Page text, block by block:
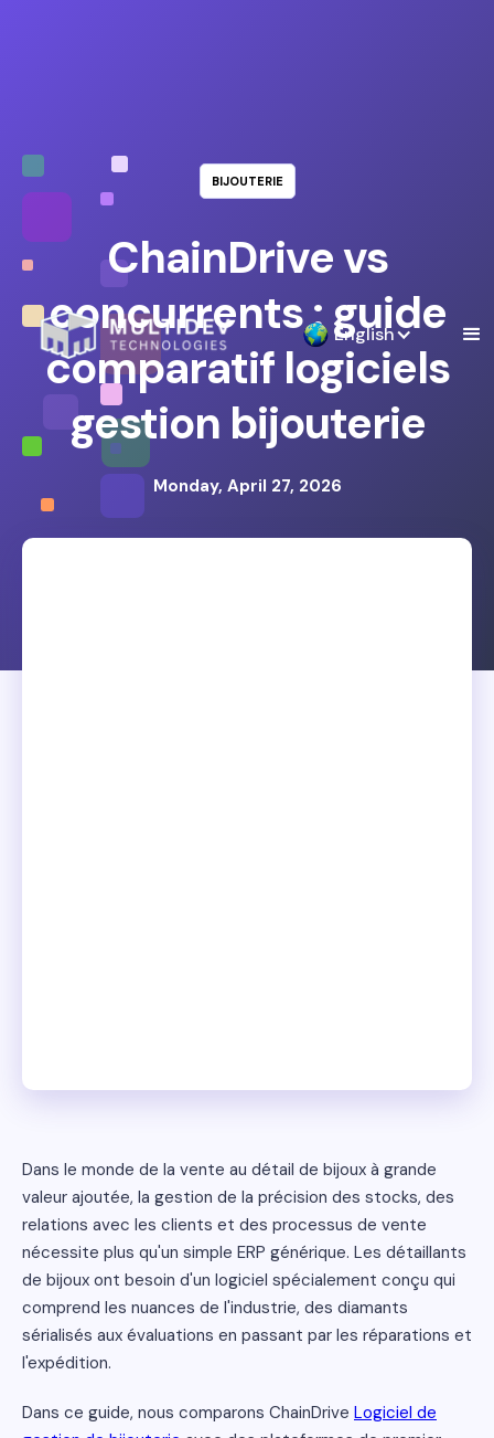
English
BIJOUTERIE
ChainDrive vs
concurrents : guide
comparatif logiciels
gestion bijouterie
Monday, April 27, 2026
Dans le monde de la vente au détail de bijoux à grande
valeur ajoutée, la gestion de la précision des stocks, des
relations avec les clients et des processus de vente
nécessite plus qu'un simple ERP générique. Les détaillants
de bijoux ont besoin d'un logiciel spécialement conçu qui
comprend les nuances de l'industrie, des diamants
sérialisés aux évaluations en passant par les réparations et
l'expédition.
Dans ce guide, nous comparons ChainDrive Logiciel de